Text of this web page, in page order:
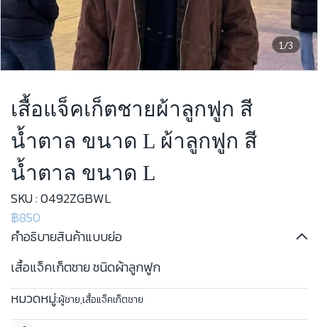
1/3
เสื้อแจ็คเก็ตชายผ้าลูกฟูก สี
น้ำตาล ขนาด L ผ้าลูกฟูก สี
น้ำตาล ขนาด L
SKU : 0492ZGBWL
฿850
คำอธิบายสินค้าแบบย่อ
เสื้อแจ็คเก็ตชาย ชนิดผ้าลูกฟูก
หมวดหมู่:ผู้ชาย,เสื้อแจ็คเก็ตชาย